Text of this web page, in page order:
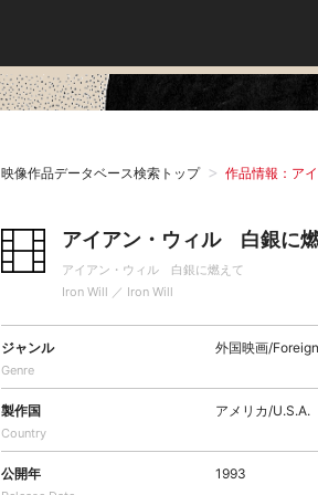
映像作品データベース検索トップ 作品情報：ア
アイアン・ウィル 白銀に
アイアン・ウィル 白銀に燃えて
Iron Will ／ Iron Will
ジャンル
Genre
外国映画/
製作国
Country
アメリカ/U.S.A.
公開年 1993